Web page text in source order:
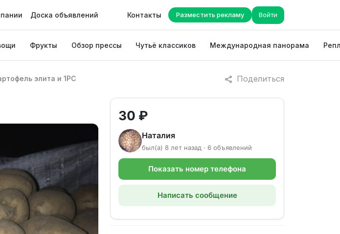
Доска объявлений Контакты Разместить рекламу Войти
Фрукты Обзор прессы Чутьё классиков Международная панорама
Поделиться
элита и 1РС
30 ₽
Наталия
был(а) 8 лет назад · 6 объявлений
Показать номер телефона
Написать сообщение